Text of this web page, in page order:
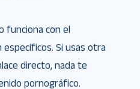
funciona con el
específicos. Si usas otra
directo, nada te
pornográfico.